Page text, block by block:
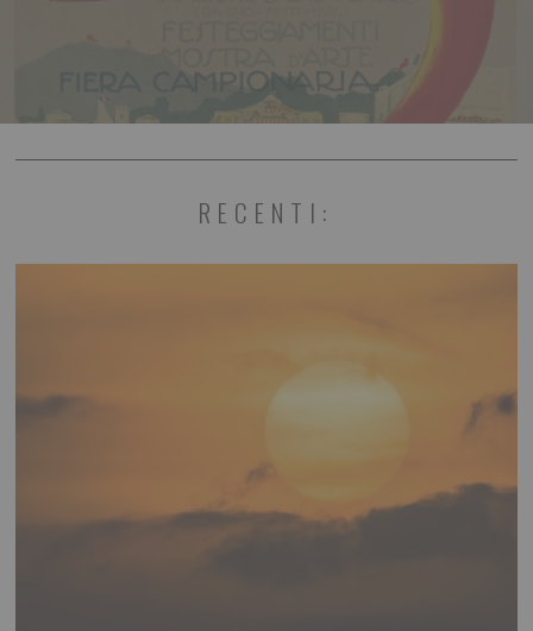
RECENTI: